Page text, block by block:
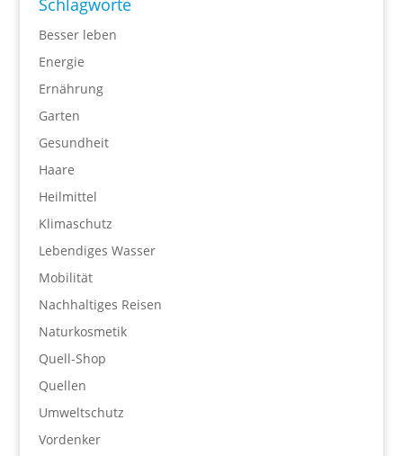
Schlagworte
Besser leben
Energie
Ernährung
Garten
Gesundheit
Haare
Heilmittel
Klimaschutz
Lebendiges Wasser
Mobilität
Nachhaltiges Reisen
Naturkosmetik
Quell-Shop
Quellen
Umweltschutz
Vordenker